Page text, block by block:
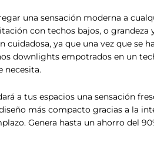
una sensación moderna a
con techos bajos, o grandeza
ya que una vez que se
downlights empotrados en un
necesita.
a tus espacios una sensación
más compacto gracias a la
Genera hasta un ahorro del